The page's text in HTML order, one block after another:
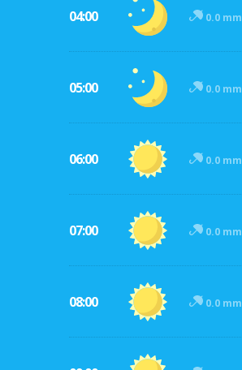
04:00 0.0 mm
05:00 0.0 mm
06:00 0.0 mm
07:00 0.0 mm
08:00 0.0 mm